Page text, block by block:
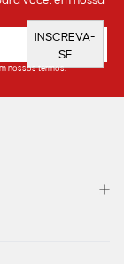
INSCREVA-
SE
nossos termos.